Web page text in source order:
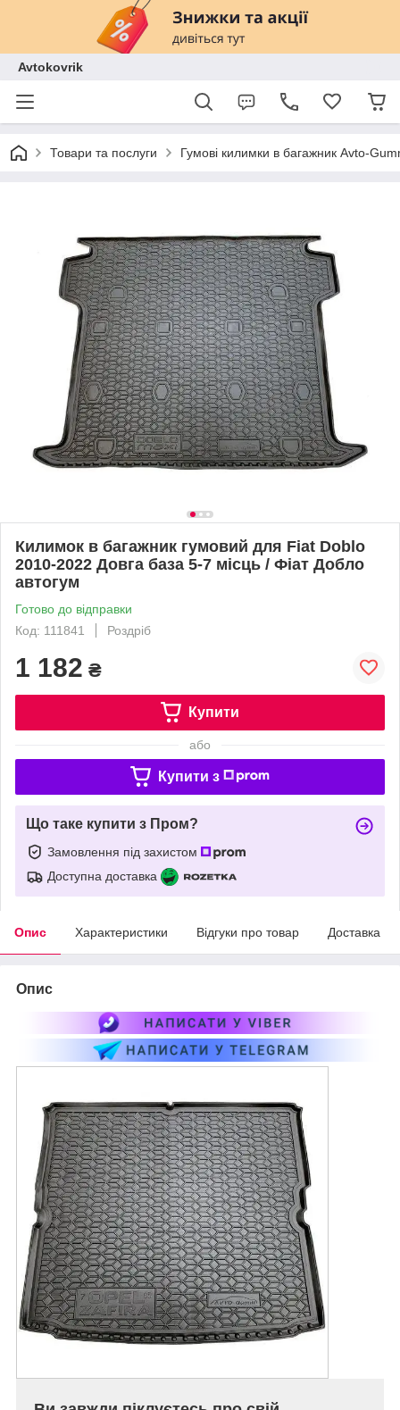
Avtokovrik
Товари та послуги Гумові килимки в багажник Avto-
Килимок в багажник гумовий для Fiat Doblo
2010-2022 Довга база 5-7 місць / Фіат Добло
автогум
Готово до відправки
Код: 111841
Роздріб
1 182 ₴
Купити
або
Купити з
Що таке купити з Пром?
Замовлення під захистом
Доступна доставка
Опис Характеристики Відгуки про товар Доставка
Опис